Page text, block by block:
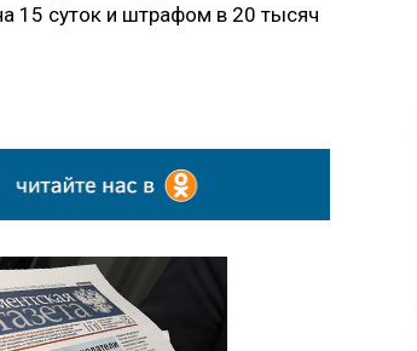
15 суток и штрафом в 20 тысяч